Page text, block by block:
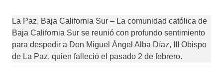
La Paz, Baja California Sur – La comunidad católica de
Baja California Sur se reunió con profundo sentimiento
para despedir a Don Miguel Ángel Alba Díaz, III Obispo
de La Paz, quien falleció el pasado 2 de febrero.